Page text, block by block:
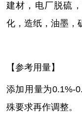
建材，电厂脱硫
化，造纸，油墨，
【参考用量】
添加用量为0.1%-
殊要求再作调整。